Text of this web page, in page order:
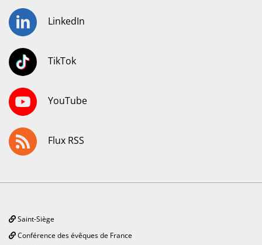
LinkedIn
TikTok
YouTube
Flux RSS
Saint-Siège
Conférence des évêques de France